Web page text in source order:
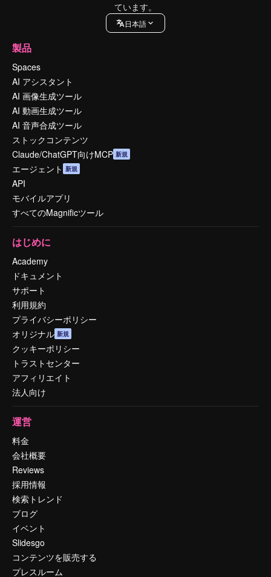
ています。
日本語
製品
Spaces
AI アシスタント
AI 画像生成ツール
AI 動画生成ツール
AI 音声合成ツール
ストックコンテンツ
Claude/ChatGPT向けMCP 新規
エージェント 新規
API
モバイルアプリ
すべてのMagnificツール
はじめに
Academy
ドキュメント
サポート
利用規約
プライバシーポリシー
オリジナル 新規
クッキーポリシー
トラストセンター
アフィリエイト
法人向け
運営
料金
会社概要
Reviews
採用情報
検索トレンド
ブログ
イベント
Slidesgo
コンテンツを販売する
プレスルーム